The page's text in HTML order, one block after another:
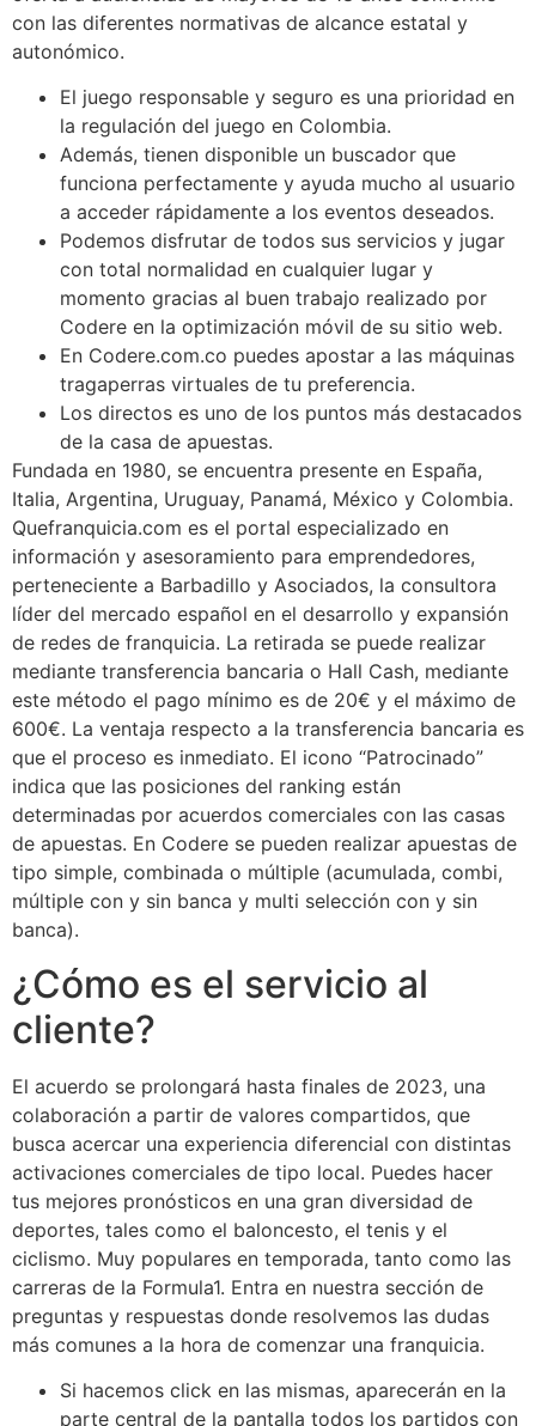
con las diferentes normativas de alcance estatal y
autonómico.
El juego responsable y seguro es una prioridad en
la regulación del juego en Colombia.
Además, tienen disponible un buscador que
funciona perfectamente y ayuda mucho al usuario
a acceder rápidamente a los eventos deseados.
Podemos disfrutar de todos sus servicios y jugar
con total normalidad en cualquier lugar y
momento gracias al buen trabajo realizado por
Codere en la optimización móvil de su sitio web.
En Codere.com.co puedes apostar a las máquinas
tragaperras virtuales de tu preferencia.
Los directos es uno de los puntos más destacados
de la casa de apuestas.
Fundada en 1980, se encuentra presente en España,
Italia, Argentina, Uruguay, Panamá, México y Colombia.
Quefranquicia.com es el portal especializado en
información y asesoramiento para emprendedores,
perteneciente a Barbadillo y Asociados, la consultora
líder del mercado español en el desarrollo y expansión
de redes de franquicia. La retirada se puede realizar
mediante transferencia bancaria o Hall Cash, mediante
este método el pago mínimo es de 20€ y el máximo de
600€. La ventaja respecto a la transferencia bancaria es
que el proceso es inmediato. El icono “Patrocinado”
indica que las posiciones del ranking están
determinadas por acuerdos comerciales con las casas
de apuestas. En Codere se pueden realizar apuestas de
tipo simple, combinada o múltiple (acumulada, combi,
múltiple con y sin banca y multi selección con y sin
banca).
¿Cómo es el servicio al
cliente?
El acuerdo se prolongará hasta finales de 2023, una
colaboración a partir de valores compartidos, que
busca acercar una experiencia diferencial con distintas
activaciones comerciales de tipo local. Puedes hacer
tus mejores pronósticos en una gran diversidad de
deportes, tales como el baloncesto, el tenis y el
ciclismo. Muy populares en temporada, tanto como las
carreras de la Formula1. Entra en nuestra sección de
preguntas y respuestas donde resolvemos las dudas
más comunes a la hora de comenzar una franquicia.
Si hacemos click en las mismas, aparecerán en la
parte central de la pantalla todos los partidos con